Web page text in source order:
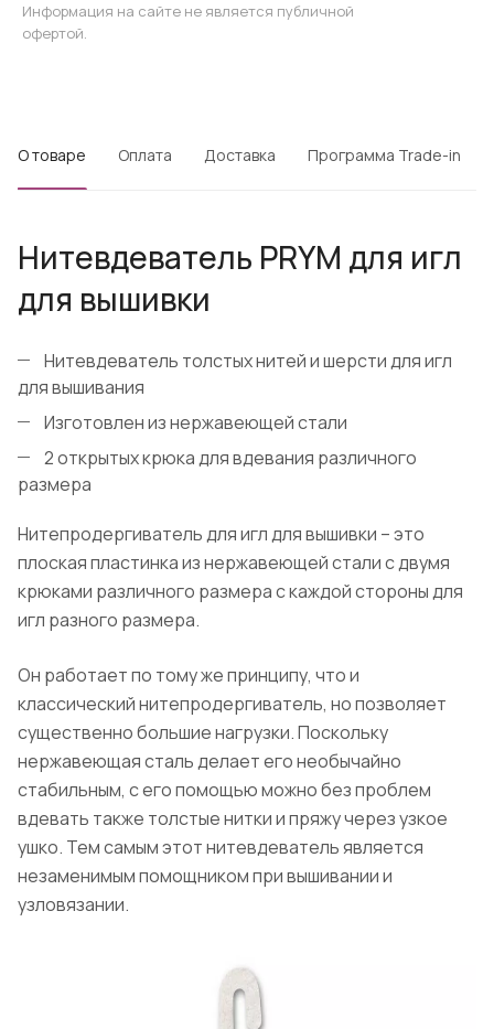
Информация на сайте не является публичной
офертой.
О товаре Оплата Доставка Программа Trade-in
Нитевдеватель PRYM для игл
для вышивки
Нитевдеватель толстых нитей и шерсти для игл
для вышивания
Изготовлен из нержавеющей стали
2 открытых крюка для вдевания различного
размера
Нитепродергиватель для игл для вышивки – это
плоская пластинка из нержавеющей стали с двумя
крюками различного размера с каждой стороны для
игл разного размера.
Он работает по тому же принципу, что и
классический нитепродергиватель, но позволяет
существенно большие нагрузки. Поскольку
нержавеющая сталь делает его необычайно
стабильным, с его помощью можно без проблем
вдевать также толстые нитки и пряжу через узкое
ушко. Тем самым этот нитевдеватель является
незаменимым помощником при вышивании и
узловязании.